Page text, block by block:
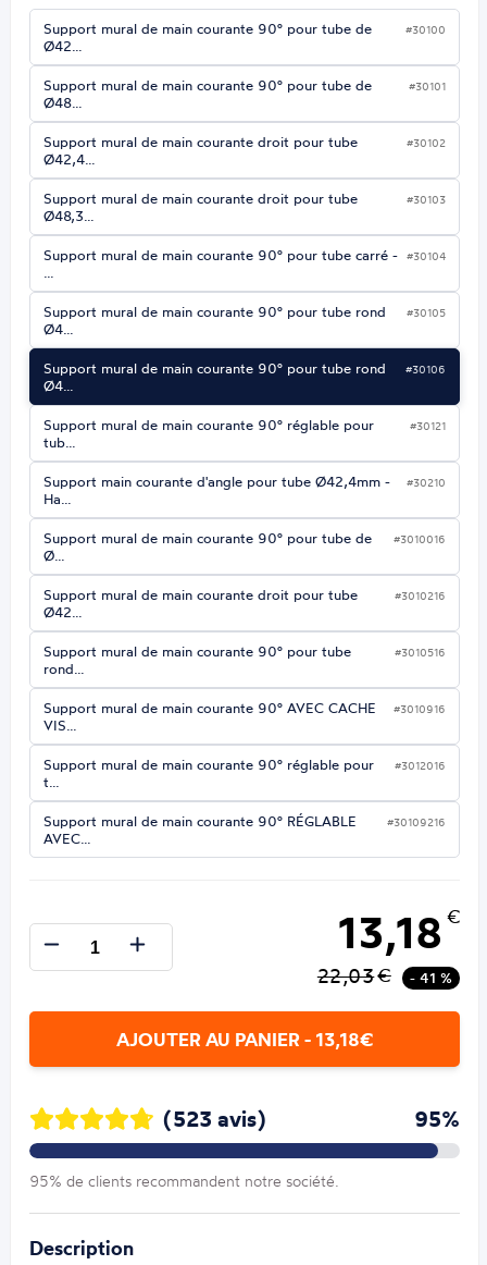
Support mural de main courante 90° pour tube de
Ø42…
#30100
Support mural de main courante 90° pour tube de
Ø48…
#30101
Support mural de main courante droit pour tube
Ø42,4…
#30102
Support mural de main courante droit pour tube
Ø48,3…
#30103
Support mural de main courante 90° pour tube carré -
…
#30104
Support mural de main courante 90° pour tube rond
Ø4…
#30105
Support mural de main courante 90° pour tube rond
Ø4…
#30106
Support mural de main courante 90° réglable pour
tub…
#30121
Support main courante d'angle pour tube Ø42,4mm -
Ha…
#30210
Support mural de main courante 90° pour tube de
Ø…
#3010016
Support mural de main courante droit pour tube
Ø42…
#3010216
Support mural de main courante 90° pour tube
rond…
#3010516
Support mural de main courante 90° AVEC CACHE
VIS…
#3010916
Support mural de main courante 90° réglable pour
t…
#3012016
Support mural de main courante 90° RÉGLABLE
AVEC…
#30109216
13,18 €
22,03€ - 41 %
AJOUTER AU PANIER - 13,18€
(523 avis) 95%
95% de clients recommandent notre société.
Description